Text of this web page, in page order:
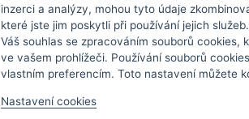
inzerci a analýzy, mohou tyto údaje
které jste jim poskytli při používání jejich
Váš souhlas se zpracováním souborů cookies,
ve vašem prohlížeči. Používání souborů
vlastním preferencím. Toto nastavení můžete
Nastavení cookies